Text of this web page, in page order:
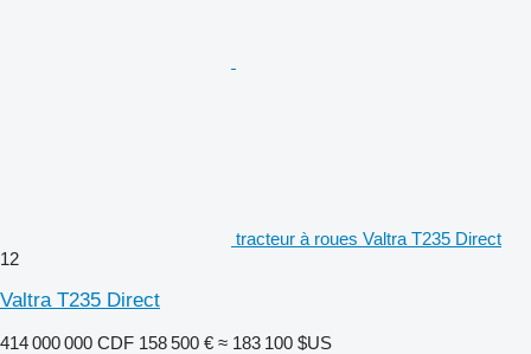
tracteur à roues Valtra T235 Direct
12
Valtra T235 Direct
414 000 000 CDF 158 500 € ≈ 183 100 $US